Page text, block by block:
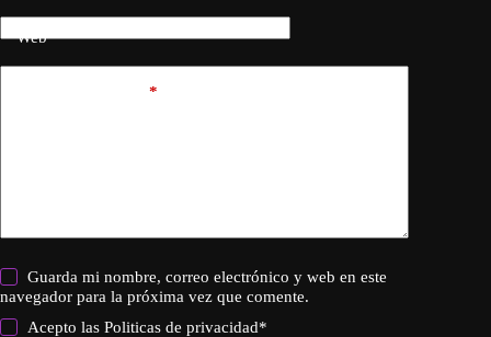
Web
*
Guarda mi nombre, correo electrónico y web en este
navegador para la próxima vez que comente.
Acepto lasPoliticas de privacidad*